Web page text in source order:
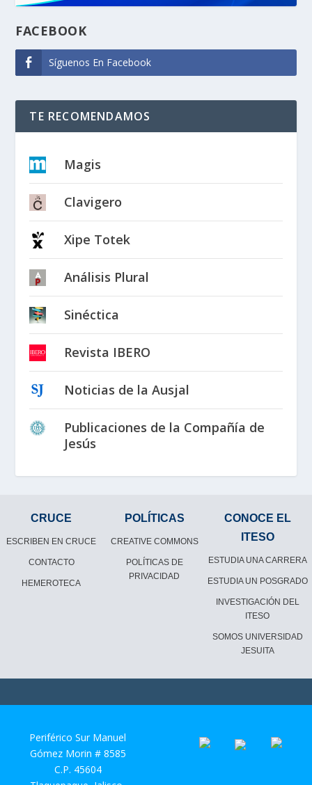
FACEBOOK
Síguenos En Facebook
TE RECOMENDAMOS
Magis
Clavigero
Xipe Totek
Análisis Plural
Sinéctica
Revista IBERO
Noticias de la Ausjal
Publicaciones de la Compañía de
Jesús
CRUCE
ESCRIBEN EN CRUCE
CONTACTO
HEMEROTECA
POLÍTICAS
CREATIVE COMMONS
POLÍTICAS DE
PRIVACIDAD
CONOCE EL
ITESO
ESTUDIA UNA CARRERA
ESTUDIA UN POSGRADO
INVESTIGACIÓN DEL
ITESO
SOMOS UNIVERSIDAD
JESUITA
Periférico Sur Manuel
Gómez Morin # 8585
C.P. 45604